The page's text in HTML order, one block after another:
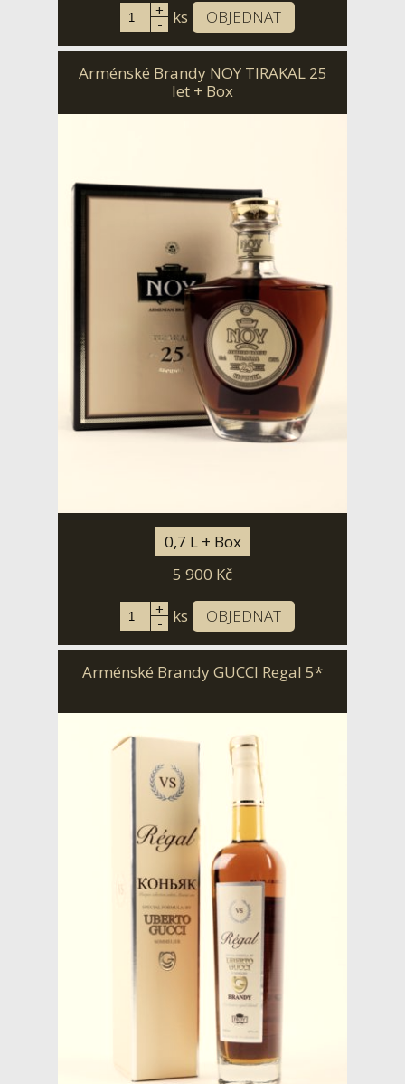
+
- ks OBJEDNAT
Arménské Brandy NOY TIRAKAL 25
let + Box
0,7 L + Box
5 900 Kč
+
- ks OBJEDNAT
Arménské Brandy GUCCI Regal 5*